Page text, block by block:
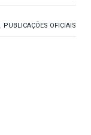
, PUBLICAÇÕES OFICIAIS